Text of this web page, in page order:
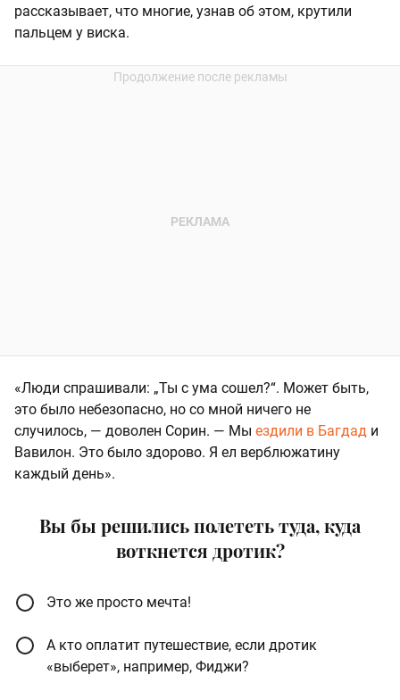
рассказывает, что многие, узнав об этом, крутили
пальцем у виска.
«Люди спрашивали: „Ты с ума сошел?“. Может быть,
это было небезопасно, но со мной ничего не
случилось, — доволен Сорин. — Мы ездили в Багдад и
Вавилон. Это было здорово. Я ел верблюжатину
каждый день».
Вы бы решились полететь туда, куда
воткнется дротик?
Это же просто мечта!
А кто оплатит путешествие, если дротик
«выберет», например, Фиджи?